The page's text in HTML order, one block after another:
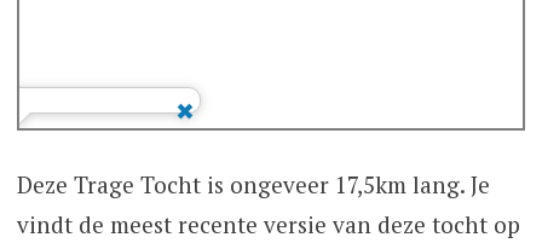
Deze Trage Tocht is ongeveer 17,5km lang. Je
vindt de meest recente versie van deze tocht op